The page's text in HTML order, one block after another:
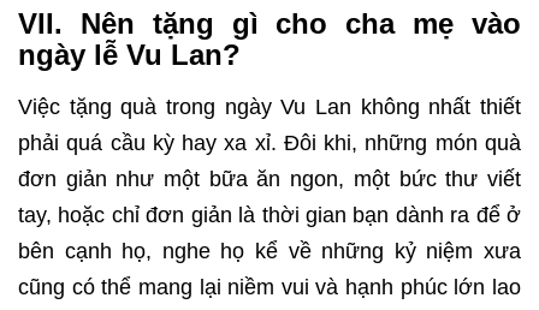
VII. Nên tặng gì cho cha mẹ vào
ngày lễ Vu Lan?
Việc tặng quà trong ngày Vu Lan không nhất thiết
phải quá cầu kỳ hay xa xỉ. Đôi khi, những món quà
đơn giản như một bữa ăn ngon, một bức thư viết
tay, hoặc chỉ đơn giản là thời gian bạn dành ra để ở
bên cạnh họ, nghe họ kể về những kỷ niệm xưa
cũng có thể mang lại niềm vui và hạnh phúc lớn lao